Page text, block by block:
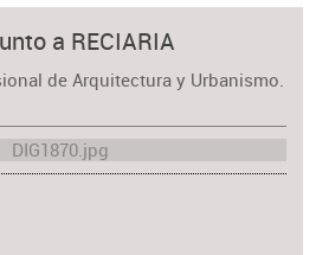
a RECIARIA
de Arquitectura y Urbanismo.